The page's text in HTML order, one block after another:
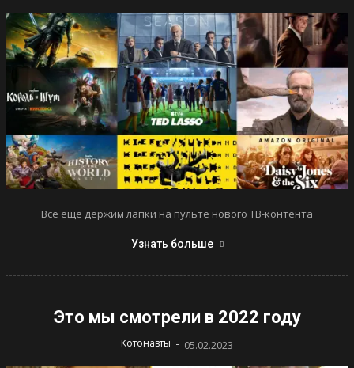
Все еще держим лапки на пульте нового ТВ-контента
Узнать больше
Это мы смотрели в 2022 году
Котонавты - 05.02.2023